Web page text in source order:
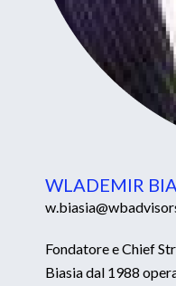
WLADEMIR
Fondatore e Chief
Biasia dal 1988